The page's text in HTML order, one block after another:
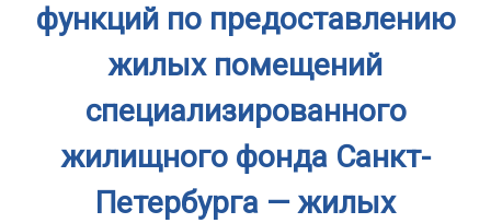
функций по предоставлению
жилых помещений
специализированного
жилищного фонда Санкт-
Петербурга — жилых